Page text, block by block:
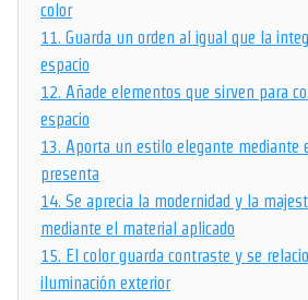
color
11. Guarda un orden al igual que la
espacio
12. Añade elementos que sirven para
espacio
13. Aporta un estilo elegante mediante
presenta
14. Se aprecia la modernidad y la
mediante el material aplicado
15. El color guarda contraste y se
iluminación exterior